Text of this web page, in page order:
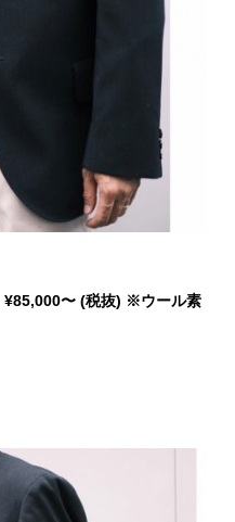
¥85,000〜 (税抜) ※ウール素